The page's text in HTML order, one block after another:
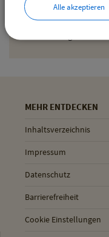
Gemeinde Pliening
Geltinger Str. 18
MEHR ENTDECKEN
Inhaltsverzeichnis
Impressum
Datenschutz
Barrierefreiheit
Cookie Einstellungen
Alle akzeptieren